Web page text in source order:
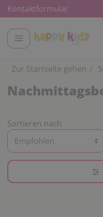
Kontaktformular
Zur Startseite gehen
Sortieren nach